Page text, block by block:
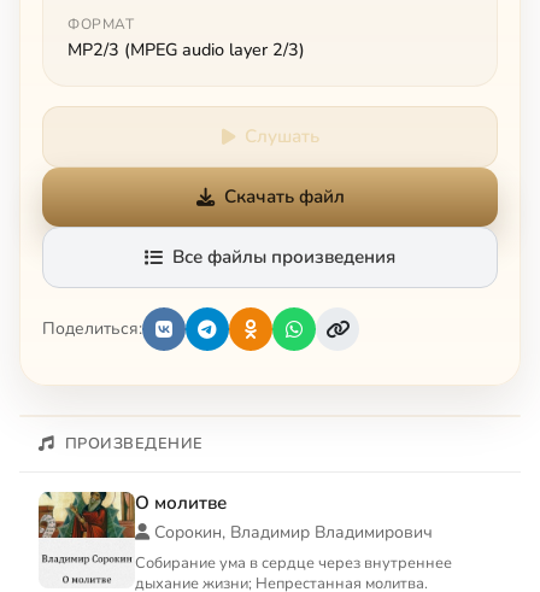
ФОРМАТ
MP2/3 (MPEG audio layer 2/3)
Слушать
Скачать файл
Все файлы произведения
Поделиться:
ПРОИЗВЕДЕНИЕ
О молитве
Сорокин, Владимир Владимирович
Собирание ума в сердце через внутреннее
дыхание жизни; Непрестанная молитва.